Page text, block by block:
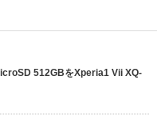
512GBをXperia1 Vii XQ-